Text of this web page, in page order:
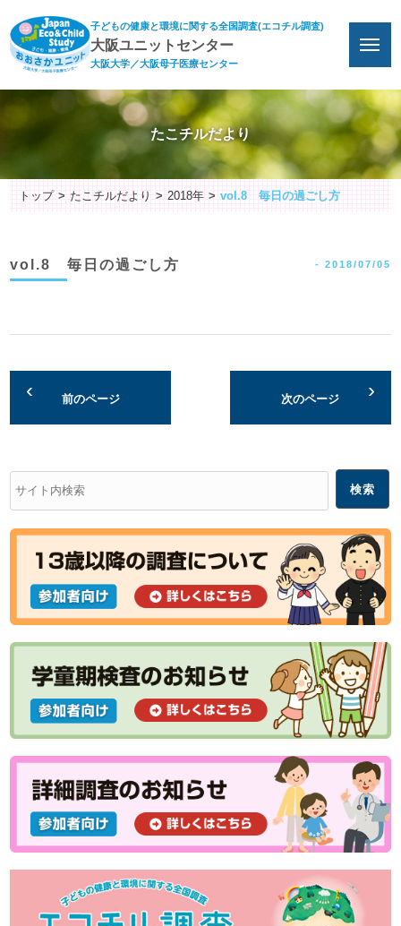
子どもの健康と環境に関する全国調査(エコチル調査)
大阪ユニットセンター
大阪大学／大阪母子医療センター
たこチルだより
トップ たこチルだより 2018年 vol.8 毎日の過ごし方
vol.8 毎日の過ごし方 - 2018/07/05
前のページ 次のページ